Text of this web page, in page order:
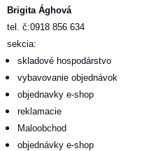
Brigita Ághová
tel. č:0918 856 634
sekcia:
skladové hospodárstvo
vybavovanie objednávok
objednavky e-shop
reklamacie
Maloobchod
objednávky e-shop